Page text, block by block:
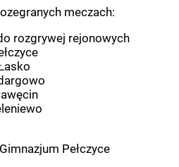
meczach:
rozgrywej rejonowych
Pełczyce